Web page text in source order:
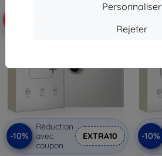
Personnaliser
Rejeter
-10%
Réduction
avec
coupon
EXTRA10 -10%